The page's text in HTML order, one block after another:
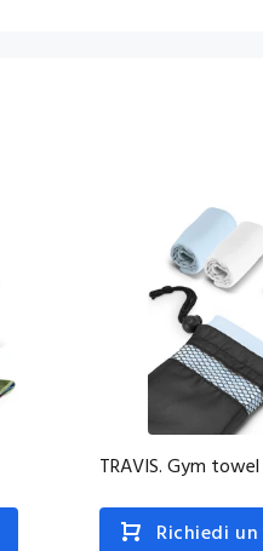
TRAVIS. Gym towel
Richiedi